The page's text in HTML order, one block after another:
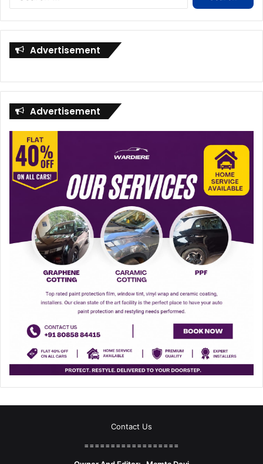
Advertisement
Advertisement
Contact Us
==================